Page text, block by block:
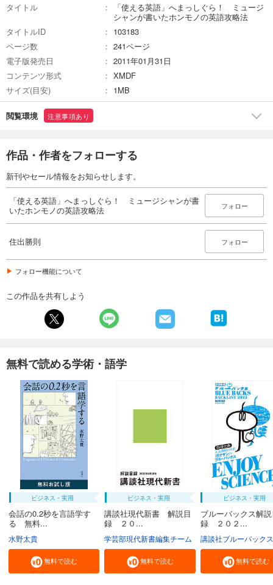
タイトル
「使える英語」へまっしぐら！ ミュージ
シャンが書いたホンモノの英語攻略法
タイトルID
103183
ページ数
241ページ
電子版発売日
2011年01月31日
コンテンツ形式
XMDF
サイズ(目安)
1MB
閲覧環境 注意事項あり
作品・作者をフォローする
新刊やセール情報をお知らせします。
「使える英語」へまっしぐら！ ミュージシャンが書
いたホンモノの英語攻略法
フォロー
住出勝則 フォロー
フォロー機能について
この作品を共有しよう
無料で読める学術・語学
ビジネス・実用
会話の0.2秒を言語学す
る 無料...
水野太貴
無料で読む
ビジネス・実用
講談社現代新書 解説目
録 ２０...
学芸部現代新書編集チーム
無料で読む
ビジネス・実用
ブルーバックス解
録 ２０２...
講談社ブルーバックス
無料で読む